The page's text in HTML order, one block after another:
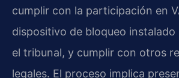
cumplir con la participación en
dispositivo de bloqueo instalado
el tribunal, y cumplir con otros
legales. El proceso implica